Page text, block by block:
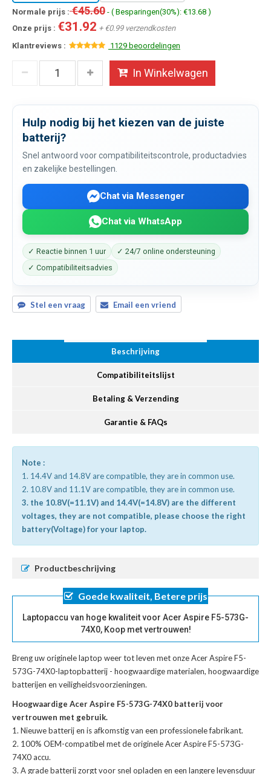
Normale prijs :€45.60 - ( Besparingen(30%): €13.68 )
Onze prijs : €31.92 + €0.99 verzendkosten
Klantreviews :
1129 beoordelingen
In Winkelwagen
Hulp nodig bij het kiezen van de juiste
batterij?
Snel antwoord voor compatibiliteitscontrole, productadvies
en zakelijke bestellingen.
Chat via Messenger
Chat via WhatsApp
✓ Reactie binnen 1 uur
✓ 24/7 online ondersteuning
✓ Compatibiliteitsadvies
Stel een vraag Email een vriend
Beschrijving
Compatibiliteitslijst
Betaling & Verzending
Garantie & FAQs
Note :
1. 14.4V and 14.8V are compatible, they are in common use.
2. 10.8V and 11.1V are compatible, they are in common use.
3. the 10.8V(=11.1V) and 14.4V(=14.8V) are the different
voltages, they are not compatible, please choose the right
battery(Voltage) for your laptop.
Productbeschrijving
Goede kwaliteit, Betere prijs
Laptopaccu van hoge kwaliteit voor Acer Aspire F5-573G-
74X0, Koop met vertrouwen!
Breng uw originele laptop weer tot leven met onzeAcer Aspire F5-
573G-74X0-laptopbatterij - hoogwaardige materialen, hoogwaardige
batterijen en veiligheidsvoorzieningen.
Hoogwaardige Acer Aspire F5-573G-74X0 batterij voor
vertrouwen met gebruik.
Nieuwe batterij en is afkomstig van een professionele fabrikant.
100% OEM-compatibel met deoriginele Acer Aspire F5-573G-
74X0 accu.
A grade batterij zorgt voor snel opladen en een langere levensduur